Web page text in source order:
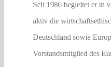
Seit 1986 begleitet er in
aktiv die
Deutschland sowie
Vorstandsmitglied des